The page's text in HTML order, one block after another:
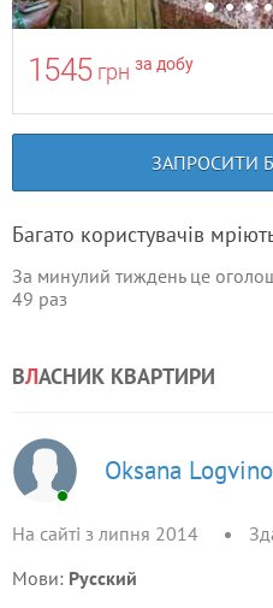
1545 грн за добу
ЗАПРОСИТИ
Багато користувачів
За минулий тиждень це
49 раз
ВЛАСНИК КВАРТИРИ
Oksana
На сайті з липня 2014
Мови: Русский